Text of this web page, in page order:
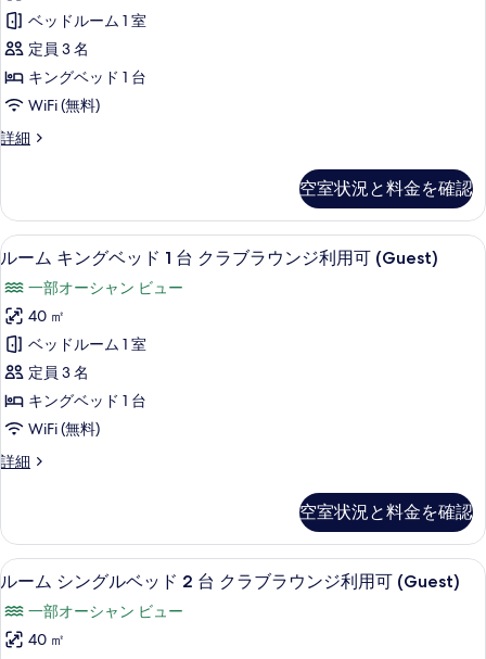
べ
て
の
写
真
示
す
る
台
(Guest)
の
詳
細
キ
ン
グ
ベ
ッ
ド
台
(Spacious)
の
す
べ
て
の
写
真
を
す
る
ベッドルーム 1 室
定員 3 名
キングベッド 1 台
WiFi (無料)
詳細
ル
ン
グ
ベ
ド
台
(Spacious)
の
詳
細
空室状況と料金を確認
ル
ム
キ
ン
グ
ベ
ッ
ド
台
ク
ラ
ブ
ラ
セーフティボックス (室内)、デスク
9
ルーム キングベッド 1 台 クラブラウンジ利用可 (Guest)
一部オーシャン ビュー
40 ㎡
ベッドルーム 1 室
定員 3 名
キングベッド 1 台
WiFi (無料)
詳細
ル
ン
グ
ベ
ド
空室状況と料金を確認
ル
ム
セーフティボックス (室内)、デスク
12
ルーム シングルベッド 2 台 クラブラウンジ利用可 (Guest)
一部オーシャン ビュー
40 ㎡